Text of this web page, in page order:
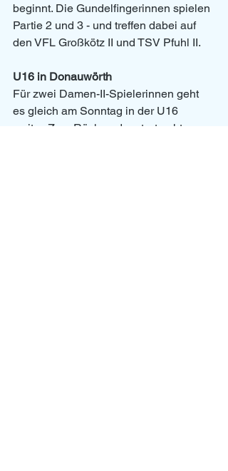
beginnt. Die Gundelfingerinnen spielen
Partie 2 und 3 - und treffen dabei auf
den VFL Großkötz II und TSV Pfuhl II.
U16 in Donauwörth
Für zwei Damen-II-Spielerinnen geht
es gleich am Sonntag in der U16
weiter. Zum Rückrundenstart geht es